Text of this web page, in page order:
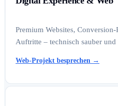
Premium Websites,
Auftritte – technisch sauber
Web-Projekt besprechen →